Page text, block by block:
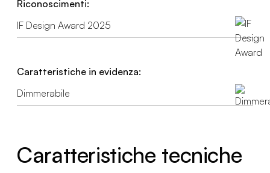
Riconoscimenti:
IF Design Award 2025
Caratteristiche in evidenza:
Dimmerabile
Caratteristiche tecniche